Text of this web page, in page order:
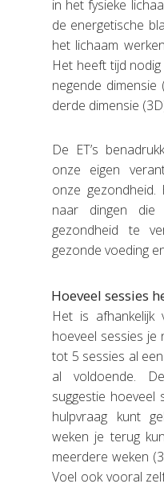
in het fysieke
de energetische
het lichaam
Het heeft tijd
negende
derde dimensie
De ET’s
onze eigen
onze
naar dingen
gezondheid te
gezonde voeding
Hoeveel sessies
Het is afhankelijk
hoeveel sessies je
tot 5 sessies al
al voldoende.
suggestie hoeveel
hulpvraag kunt
weken je terug
meerdere weken
Voel ook vooral